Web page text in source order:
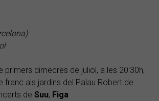
primers dimecres de juliol, a les 20:30h,
franc als jardins del Palau Robert de
de Suu, Figa